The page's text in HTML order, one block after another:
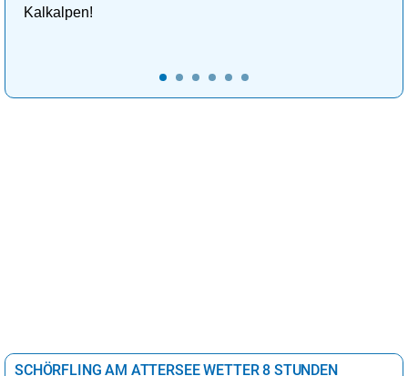
Kalkalpen!
SCHÖRFLING AM ATTERSEE WETTER 8 STUNDEN